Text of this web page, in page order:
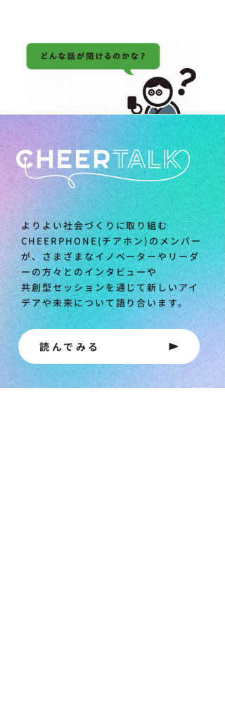
よりよい社会づくりに取り組む
CHEERPHONE(チアホン)のメンバー
が、さまざまなイノベーターやリーダ
ーの方々とのインタビューや
共創型セッションを通じて新しいアイ
デアや未来について語り合います。
読んでみる